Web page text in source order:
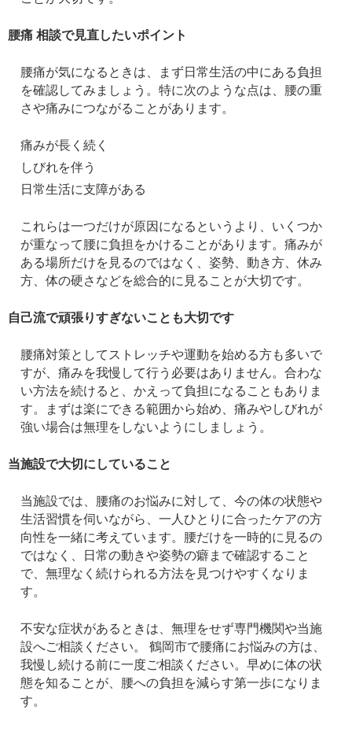
腰痛 相談で見直したいポイント
腰痛が気になるときは、まず日常生活の中にある負担
を確認してみましょう。特に次のような点は、腰の重
さや痛みにつながることがあります。
痛みが長く続く
しびれを伴う
日常生活に支障がある
これらは一つだけが原因になるというより、いくつか
が重なって腰に負担をかけることがあります。痛みが
ある場所だけを見るのではなく、姿勢、動き方、休み
方、体の硬さなどを総合的に見ることが大切です。
自己流で頑張りすぎないことも大切です
腰痛対策としてストレッチや運動を始める方も多いで
すが、痛みを我慢して行う必要はありません。合わな
い方法を続けると、かえって負担になることもありま
す。まずは楽にできる範囲から始め、痛みやしびれが
強い場合は無理をしないようにしましょう。
当施設で大切にしていること
当施設では、腰痛のお悩みに対して、今の体の状態や
生活習慣を伺いながら、一人ひとりに合ったケアの方
向性を一緒に考えています。腰だけを一時的に見るの
ではなく、日常の動きや姿勢の癖まで確認すること
で、無理なく続けられる方法を見つけやすくなりま
す。
不安な症状があるときは、無理をせず専門機関や当施
設へご相談ください。 鶴岡市で腰痛にお悩みの方は、
我慢し続ける前に一度ご相談ください。早めに体の状
態を知ることが、腰への負担を減らす第一歩になりま
す。